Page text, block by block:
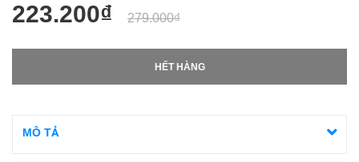
223.200₫ 279.000₫
HẾT HÀNG
MÔ TẢ